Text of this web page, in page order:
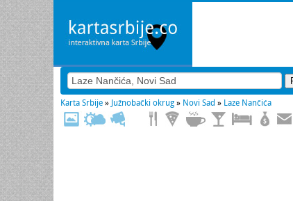
Karta Srbije » Južnobački okrug » Novi Sad » Laze Nančića